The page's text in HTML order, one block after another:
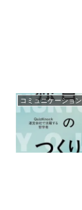
コミュニケーション